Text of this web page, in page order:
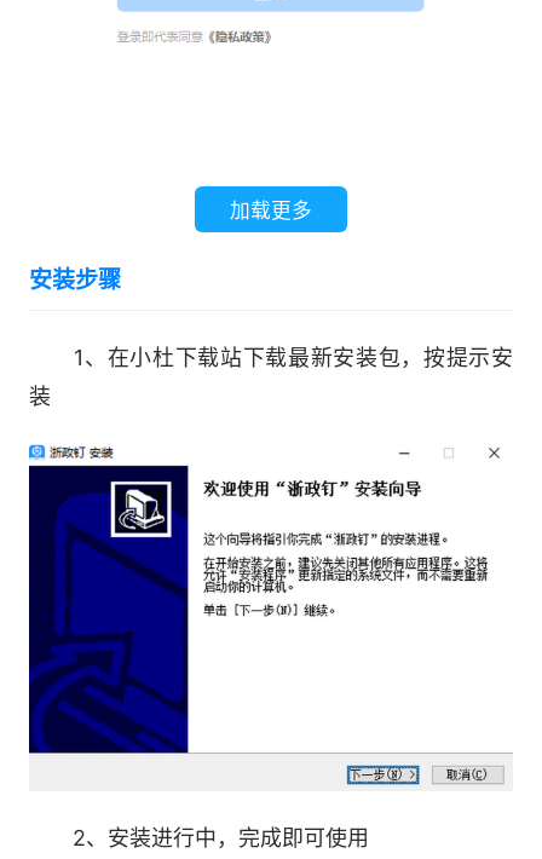
1、 统一入口——千人千面工作台
支持日常文/会/事，待办、日程，统一各类应
用入口，实现分级分角色定制工作台。
2、 审批——用车、公干易申请，领导轻松秒
审批
统一的表单和流程配置，支持各类审批事项，
实现跨部门、跨层级审批。
3、 单位通讯录——组织机构一目了然，轻松
找到对接人
提供符合政务办公场景的通讯录，支持多种方
加载更多
安装步骤
1、在小杜下载站下载最新安装包，按提示安
装
2、安装进行中，完成即可使用